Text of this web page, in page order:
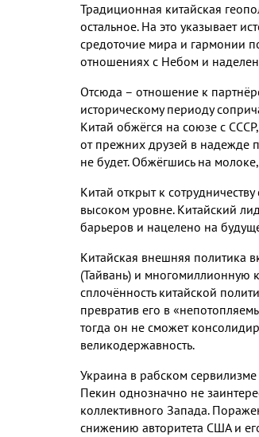
Традиционная китайская
остальное. На это указывает
средоточие мира и гармонии
отношениях с Небом и
Отсюда – отношение к
историческому периоду
Китай обжёгся на союзе с
от прежних друзей в надежде
не будет. Обжёгшись на
Китай открыт к
высоком уровне. Китайский
барьеров и нацелено на
Китайская внешняя политика
(Тайвань) и многомиллионную
сплочённость китайской
превратив его в
тогда он не сможет
великодержавность.
Украина в рабском
Пекин однозначно не
коллективного Запада.
снижению авторитета США и